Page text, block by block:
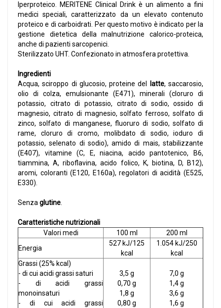
Iperproteico. MERITENE Clinical Drink è un alimento a fini
medici speciali, caratterizzato da un elevato contenuto
proteico e di carboidrati. Per questo motivo è indicato per la
gestione dietetica della malnutrizione calorico-proteica,
anche di pazienti sarcopenici.
Sterilizzato UHT. Confezionato in atmosfera protettiva.
Ingredienti
Acqua, sciroppo di glucosio, proteine del
latte, saccarosio,
olio di colza, emulsionante (E471), minerali (cloruro di
potassio, citrato di potassio, citrato di sodio, ossido di
magnesio, citrato di magnesio, solfato ferroso, solfato di
zinco, solfato di manganese, fluoruro di sodio, solfato di
rame, cloruro di cromo, molibdato di sodio, ioduro di
potassio, selenato di sodio), amido di mais, stabilizzante
(E407), vitamine (C, E, niacina, acido pantotenico, B6,
tiammina, A, riboflavina, acido folico, K, biotina, D, B12),
aromi, coloranti (E120, E160a), regolatori di acidità (E525,
E330).
Senzaglutine.
Caratteristiche nutrizionali
Valori medi
100 ml
200 ml
Energia
527 kJ/125
kcal
1.054 kJ/250
kcal
Grassi (25% kcal)
- di cui acidi grassi saturi
- di acidi grassi
monoinsaturi
- di cui acidi grassi
3,5 g
0,70 g
1,8 g
0,80 g
7,0 g
1,4 g
3,6 g
1,6 g